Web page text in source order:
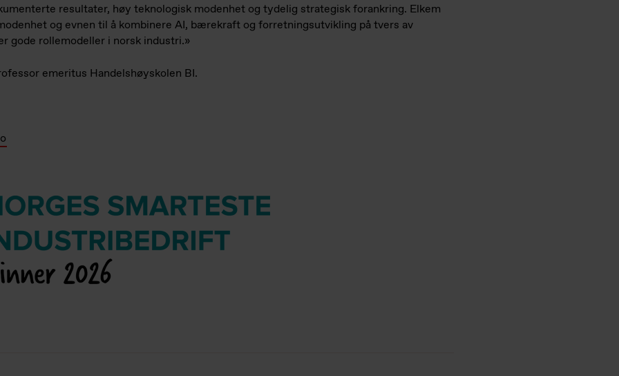
resultater, høy teknologisk modenhet og tydelig strategisk forankring. Elkem
og evnen til å kombinere AI, bærekraft og forretningsutvikling på tvers av
gode rollemodeller i norsk industri.»
emeritus Handelshøyskolen BI.